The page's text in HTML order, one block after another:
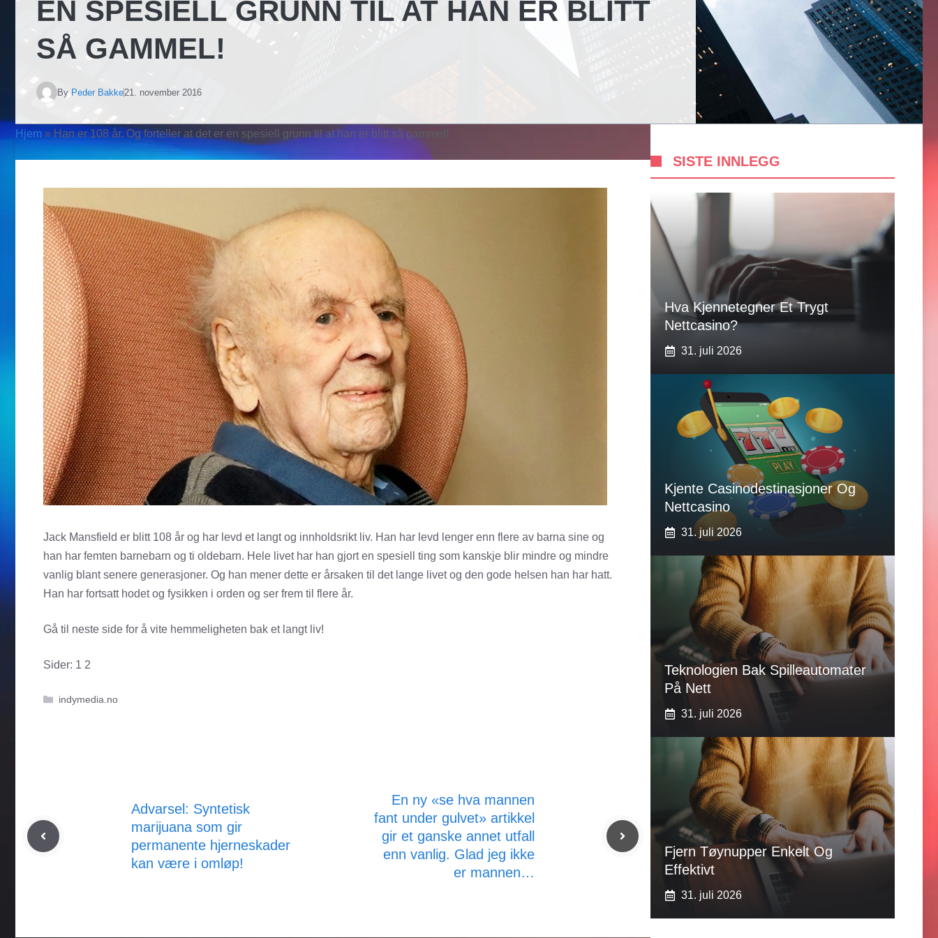
EN SPESIELL GRUNN TIL AT HAN ER BLITT
SÅ GAMMEL!
By Peder Bakke21. november 2016
Hjem » Han er 108 år. Og forteller at det er en spesiell grunn til at han er blitt så gammel!
Jack Mansfield er blitt 108 år og har levd et langt og innholdsrikt liv. Han har levd lenger enn flere av barna sine og
han har femten barnebarn og ti oldebarn. Hele livet har han gjort en spesiell ting som kanskje blir mindre og mindre
vanlig blant senere generasjoner. Og han mener dette er årsaken til det lange livet og den gode helsen han har hatt.
Han har fortsatt hodet og fysikken i orden og ser frem til flere år.
Gå til neste side for å vite hemmeligheten bak et langt liv!
Sider: 1 2
Kategorier
indymedia.no
Advarsel: Syntetisk
marijuana som gir
permanente hjerneskader
kan være i omløp!
En ny «se hva mannen
fant under gulvet» artikkel
gir et ganske annet utfall
enn vanlig. Glad jeg ikke
er mannen…
SISTE INNLEGG
Hva Kjennetegner Et Trygt
Nettcasino?
31. juli 2026
Kjente Casinodestinasjoner Og
Nettcasino
31. juli 2026
Teknologien Bak Spilleautomater
På Nett
31. juli 2026
Fjern Tøynupper Enkelt Og
Effektivt
31. juli 2026